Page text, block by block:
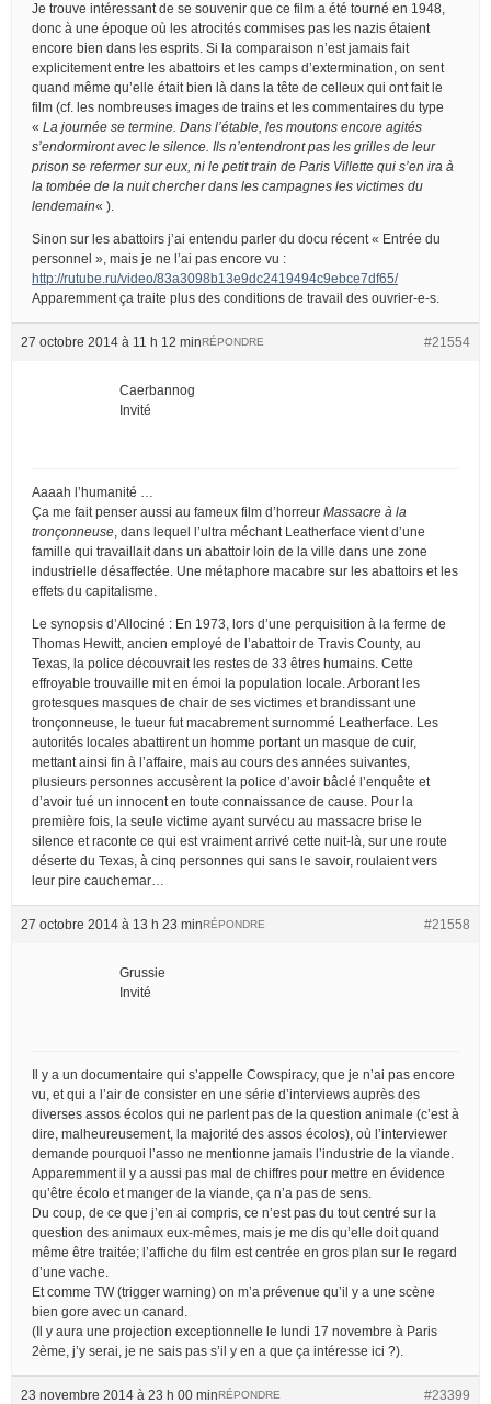
Je trouve intéressant de se souvenir que ce film a été tourné en 1948,
donc à une époque où les atrocités commises pas les nazis étaient
encore bien dans les esprits. Si la comparaison n’est jamais fait
explicitement entre les abattoirs et les camps d’extermination, on sent
quand même qu’elle était bien là dans la tête de celleux qui ont fait le
film (cf. les nombreuses images de trains et les commentaires du type
« La journée se termine. Dans l’étable, les moutons encore agités
s’endormiront avec le silence. Ils n’entendront pas les grilles de leur
prison se refermer sur eux, ni le petit train de Paris Villette qui s’en ira à
la tombée de la nuit chercher dans les campagnes les victimes du
lendemain« ).
Sinon sur les abattoirs j’ai entendu parler du docu récent « Entrée du
personnel », mais je ne l’ai pas encore vu :
http://rutube.ru/video/83a3098b13e9dc2419494c9ebce7df65/
Apparemment ça traite plus des conditions de travail des ouvrier-e-s.
27 octobre 2014 à 11 h 12 min #21554
RÉPONDRE
Caerbannog
Invité
Aaaah l’humanité …
Ça me fait penser aussi au fameux film d’horreur Massacre à la
tronçonneuse , dans lequel l’ultra méchant Leatherface vient d’une
famille qui travaillait dans un abattoir loin de la ville dans une zone
industrielle désaffectée. Une métaphore macabre sur les abattoirs et les
effets du capitalisme.
Le synopsis d’Allociné : En 1973, lors d’une perquisition à la ferme de
Thomas Hewitt, ancien employé de l’abattoir de Travis County, au
Texas, la police découvrait les restes de 33 êtres humains. Cette
effroyable trouvaille mit en émoi la population locale. Arborant les
grotesques masques de chair de ses victimes et brandissant une
tronçonneuse, le tueur fut macabrement surnommé Leatherface. Les
autorités locales abattirent un homme portant un masque de cuir,
mettant ainsi fin à l’affaire, mais au cours des années suivantes,
plusieurs personnes accusèrent la police d’avoir bâclé l’enquête et
d’avoir tué un innocent en toute connaissance de cause. Pour la
première fois, la seule victime ayant survécu au massacre brise le
silence et raconte ce qui est vraiment arrivé cette nuit-là, sur une route
déserte du Texas, à cinq personnes qui sans le savoir, roulaient vers
leur pire cauchemar…
27 octobre 2014 à 13 h 23 min #21558
RÉPONDRE
Grussie
Invité
Il y a un documentaire qui s’appelle Cowspiracy, que je n’ai pas encore
vu, et qui a l’air de consister en une série d’interviews auprès des
diverses assos écolos qui ne parlent pas de la question animale (c’est à
dire, malheureusement, la majorité des assos écolos), où l’interviewer
demande pourquoi l’asso ne mentionne jamais l’industrie de la viande.
Apparemment il y a aussi pas mal de chiffres pour mettre en évidence
qu’être écolo et manger de la viande, ça n’a pas de sens.
Du coup, de ce que j’en ai compris, ce n’est pas du tout centré sur la
question des animaux eux-mêmes, mais je me dis qu’elle doit quand
même être traitée; l’affiche du film est centrée en gros plan sur le regard
d’une vache.
Et comme TW (trigger warning) on m’a prévenue qu’il y a une scène
bien gore avec un canard.
(Il y aura une projection exceptionnelle le lundi 17 novembre à Paris
2ème, j’y serai, je ne sais pas s’il y en a que ça intéresse ici ?).
23 novembre 2014 à 23 h 00 min #23399
RÉPONDRE